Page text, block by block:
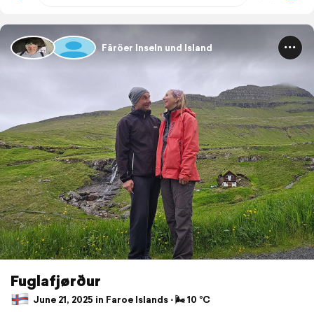
Färöer Inseln und Island
Fuglafjørður
June 21, 2025 in Faroe Islands ⋅ 🌬 10 °C